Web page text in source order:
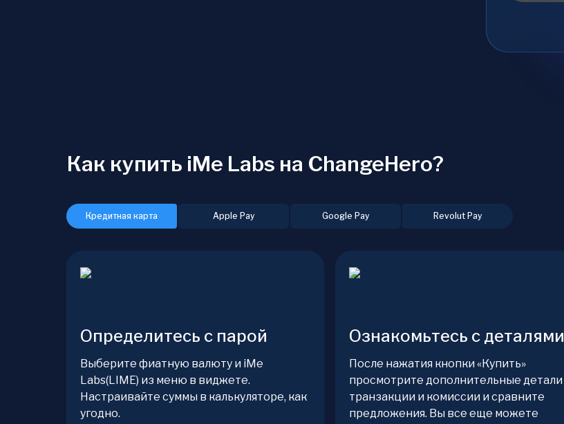
Как купить iMe Labs на ChangeHero?
Кредитная карта Apple Pay Google Pay Revolut Pay
Определитесь с парой
Выберите фиатную валюту и iMe
Labs(LIME) из меню в виджете.
Настраивайте суммы в калькуляторе, как
угодно.
Ознакомьтесь с деталями
После нажатия кнопки «Купить»
просмотрите дополнительные детали
транзакции и комиссии и сравните
предложения. Вы все еще можете